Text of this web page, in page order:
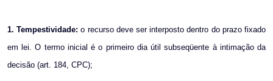
1. Tempestividade: o recurso deve ser interposto dentro do prazo fixado
em lei. O termo inicial é o primeiro dia útil subseqüente à intimação da
decisão (art. 184, CPC);